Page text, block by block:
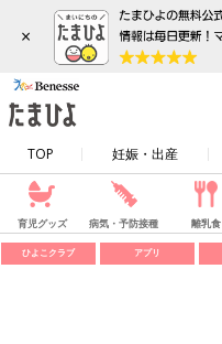
×
TOP 妊娠・出産
育児グッズ 病気・予防接種 離乳食
ひよこクラブ アプリ